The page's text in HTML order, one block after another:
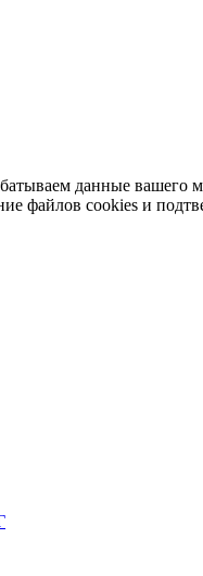
данные вашего
файлов cookies и